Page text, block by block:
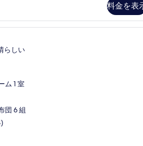
料金を表
ン、WiFi (無料) 和室 禁煙 | デスク、ノート
らしい
ム 1 室
団 6 組